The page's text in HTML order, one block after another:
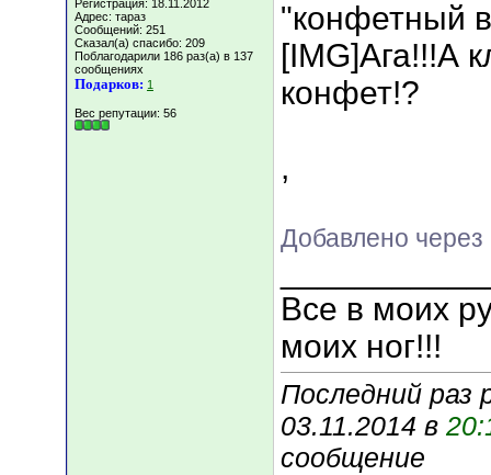
Регистрация: 18.11.2012
Адрес: тараз
Сообщений: 251
Сказал(а) спасибо: 209
Поблагодарили 186 раз(а) в 137
сообщениях
Подарков: 1
Вес репутации: 56
"конфетный
[IMG]Ага!!!А
конфет!?
,
Добавлено через
Все в моих
моих ног!!!
Последний раз
03.11.2014 в
сообщение